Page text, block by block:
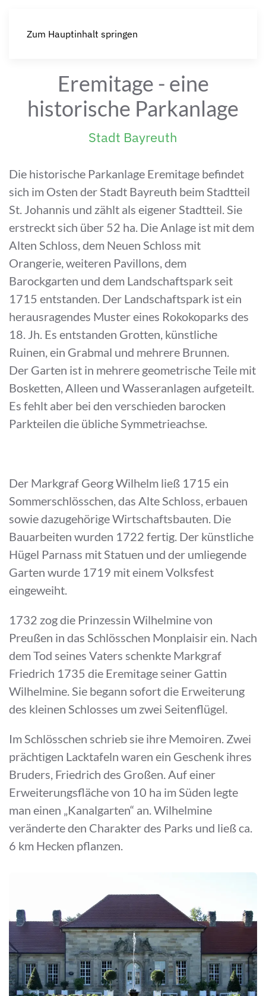
Zum Hauptinhalt springen
Eremitage - eine
historische Parkanlage
Stadt Bayreuth
Die historische Parkanlage Eremitage befindet
sich im Osten der Stadt Bayreuth beim Stadtteil
St. Johannis und zählt als eigener Stadtteil. Sie
erstreckt sich über 52 ha. Die Anlage ist mit dem
Alten Schloss, dem Neuen Schloss mit
Orangerie, weiteren Pavillons, dem
Barockgarten und dem Landschaftspark seit
1715 entstanden. Der Landschaftspark ist ein
herausragendes Muster eines Rokokoparks des
18. Jh. Es entstanden Grotten, künstliche
Ruinen, ein Grabmal und mehrere Brunnen.
Der Garten ist in mehrere geometrische Teile mit
Bosketten, Alleen und Wasseranlagen aufgeteilt.
Es fehlt aber bei den verschieden barocken
Parkteilen die übliche Symmetrieachse.
Der Markgraf Georg Wilhelm ließ 1715 ein
Sommerschlösschen, das Alte Schloss, erbauen
sowie dazugehörige Wirtschaftsbauten. Die
Bauarbeiten wurden 1722 fertig. Der künstliche
Hügel Parnass mit Statuen und der umliegende
Garten wurde 1719 mit einem Volksfest
eingeweiht.
1732 zog die Prinzessin Wilhelmine von
Preußen in das Schlösschen Monplaisir ein. Nach
dem Tod seines Vaters schenkte Markgraf
Friedrich 1735 die Eremitage seiner Gattin
Wilhelmine. Sie begann sofort die Erweiterung
des kleinen Schlosses um zwei Seitenflügel.
Im Schlösschen schrieb sie ihre Memoiren. Zwei
prächtigen Lacktafeln waren ein Geschenk ihres
Bruders, Friedrich des Großen. Auf einer
Erweiterungsfläche von 10 ha im Süden legte
man einen „Kanalgarten“ an. Wilhelmine
veränderte den Charakter des Parks und ließ ca.
6 km Hecken pflanzen.